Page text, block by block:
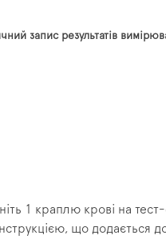
запис результатів
1 краплю крові на тест-
що додається